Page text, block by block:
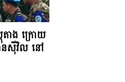
តាង ក្រោយ
នស៊ីវិល នៅ